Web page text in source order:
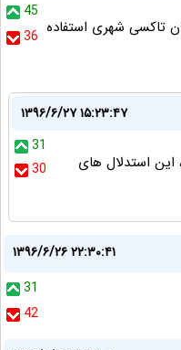
45
36 تاکسی شهری استفاده
۱۳۹۶/۶/۲۷ ۱۵:۲۳:۴۷
31
30
این استدلال های
۱۳۹۶/۶/۲۶ ۲۲:۳۰:۴۱
31
42